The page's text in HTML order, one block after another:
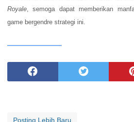
Royale , semoga dapat memberikan
game bergendre strategi ini.
Posting Lebih Baru